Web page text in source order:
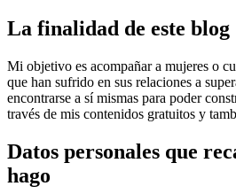
La finalidad de este blog
Mi objetivo es acompañar a mujeres o
que han sufrido en sus relaciones a
encontrarse a sí mismas para poder
través de mis contenidos gratuitos y
Datos personales que
hago